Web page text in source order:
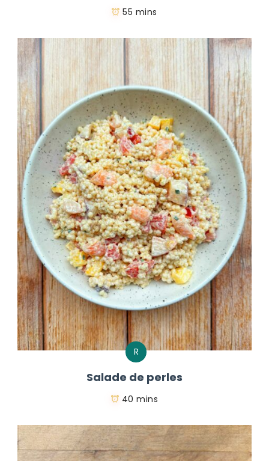
55 mins
R
Salade de perles
40 mins